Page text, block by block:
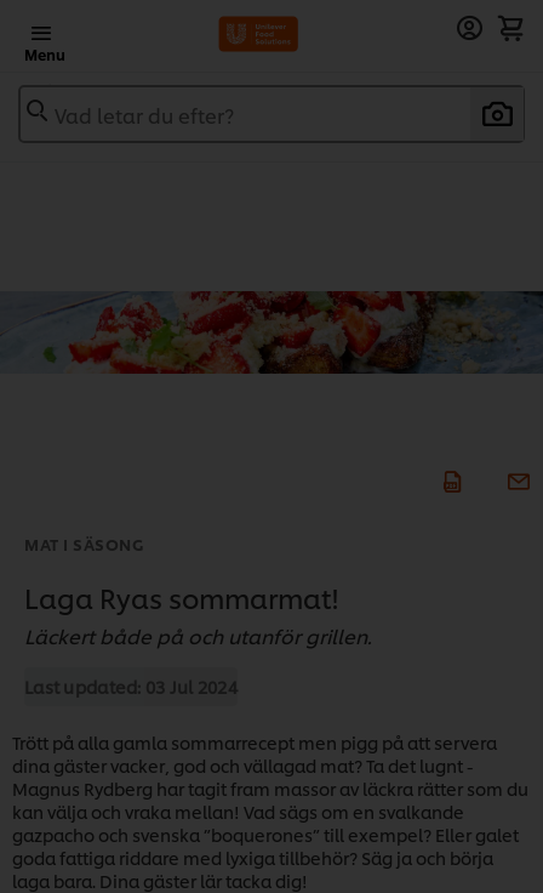
Menu
Vad letar du efter?
MAT I SÄSONG
Laga Ryas sommarmat!
Läckert både på och utanför grillen.
Last updated: 03 Jul 2024
Trött på alla gamla sommarrecept men pigg på att servera
dina gäster vacker, god och vällagad mat? Ta det lugnt -
Magnus Rydberg har tagit fram massor av läckra rätter som du
kan välja och vraka mellan! Vad sägs om en svalkande
gazpacho och svenska ”boquerones” till exempel? Eller galet
goda fattiga riddare med lyxiga tillbehör? Säg ja och börja
laga bara. Dina gäster lär tacka dig!